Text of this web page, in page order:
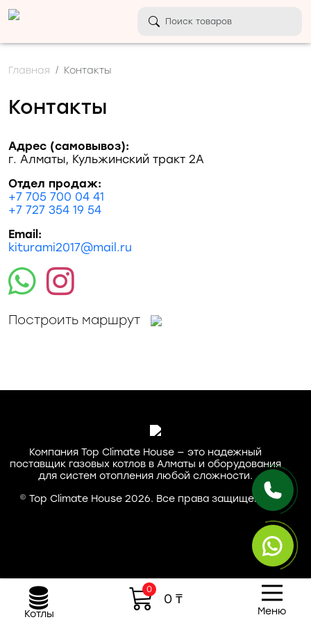
Котлы
0
0 ₸
Меню
Главная Контакты
Контакты
Адрес (самовывоз):
г. Алматы, Кульжинский тракт 2А
Отдел продаж:
+7 705 700 04 41
+7 727 354 19 54
Email:
kiturami2017@mail.ru
Построить маршрут
Компания Top Climate House — это надежный
поставщик газовых котлов в Алматы и оборудования
для систем отопления любой сложности.
© Top Climate House 2026. Все права защищены.